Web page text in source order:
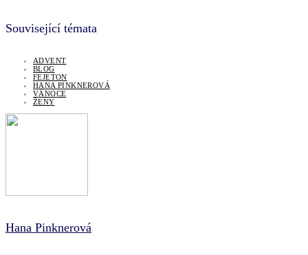
Související témata
ADVENT
BLOG
FEJETON
HANA PINKNEROVÁ
VÁNOCE
ŽENY
Hana Pinknerová